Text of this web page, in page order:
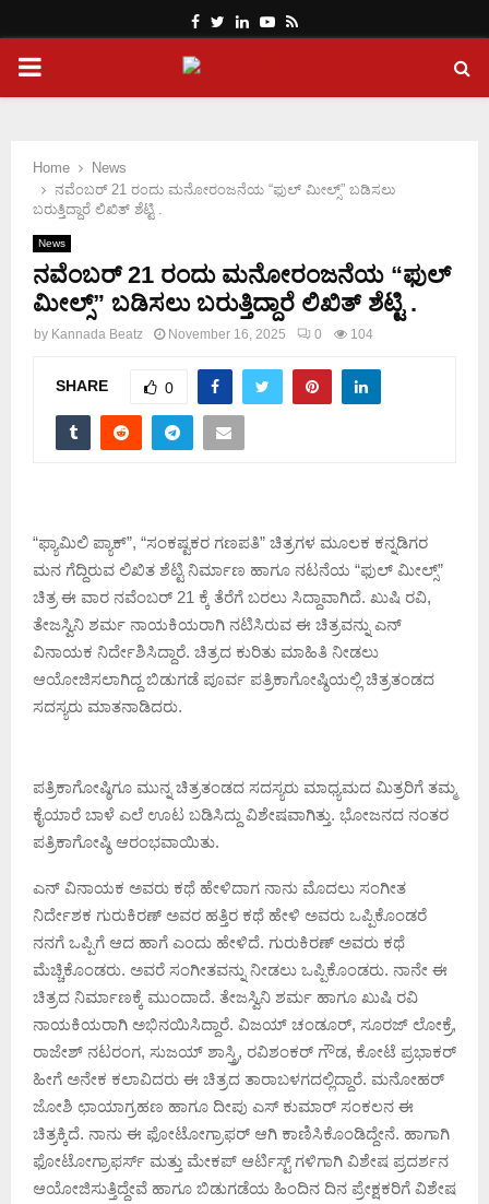
Facebook
Twitter
LinkedinYoutube
Rss
PRIMARY
Home
News
ನವೆಂಬರ್‌ 21 ರಂದು ಮನೋರಂಜನೆಯ “ಫುಲ್ ಮೀಲ್ಸ್” ಬಡಿಸಲು
ಬರುತ್ತಿದ್ದಾರೆ ಲಿಖಿತ್ ಶೆಟ್ಟಿ .
News
ನವೆಂಬರ್‌ 21 ರಂದು ಮನೋರಂಜನೆಯ “ಫುಲ್
ಮೀಲ್ಸ್” ಬಡಿಸಲು ಬರುತ್ತಿದ್ದಾರೆ ಲಿಖಿತ್ ಶೆಟ್ಟಿ .
by Kannada Beatz November 16, 2025 0 104
SHARE 0
“ಫ್ಯಾಮಿಲಿ ಪ್ಯಾಕ್”, “ಸಂಕಷ್ಟಕರ ಗಣಪತಿ” ಚಿತ್ರಗಳ ಮೂಲಕ ಕನ್ನಡಿಗರ
ಮನ ಗೆದ್ದಿರುವ ಲಿಖಿತ ಶೆಟ್ಟಿ ನಿರ್ಮಾಣ ಹಾಗೂ ನಟನೆಯ “ಫುಲ್ ಮೀಲ್ಸ್”
ಚಿತ್ರ ಈ ವಾರ ನವೆಂಬರ್ 21 ಕ್ಕೆ ತೆರೆಗೆ ಬರಲು ಸಿದ್ದಾವಾಗಿದೆ. ಖುಷಿ ರವಿ,
ತೇಜಸ್ವಿನಿ ಶರ್ಮ ನಾಯಕಿಯರಾಗಿ ನಟಿಸಿರುವ ಈ ಚಿತ್ರವನ್ನು ಎನ್
ವಿನಾಯಕ ನಿರ್ದೇಶಿಸಿದ್ದಾರೆ. ಚಿತ್ರದ ಕುರಿತು ಮಾಹಿತಿ ನೀಡಲು
ಆಯೋಜಿಸಲಾಗಿದ್ದ ಬಿಡುಗಡೆ ಪೂರ್ವ ಪತ್ರಿಕಾಗೋಷ್ಠಿಯಲ್ಲಿ ಚಿತ್ರತಂಡದ
ಸದಸ್ಯರು ಮಾತನಾಡಿದರು.
ಪತ್ರಿಕಾಗೋಷ್ಠಿಗೂ ಮುನ್ನ ಚಿತ್ರತಂಡದ ಸದಸ್ಯರು ಮಾಧ್ಯಮದ ಮಿತ್ರರಿಗೆ ತಮ್ಮ
ಕೈಯಾರೆ ಬಾಳೆ ಎಲೆ ಊಟ ಬಡಿಸಿದ್ದು ವಿಶೇಷವಾಗಿತ್ತು. ಭೋಜನದ ನಂತರ
ಪತ್ರಿಕಾಗೋಷ್ಠಿ ಆರಂಭವಾಯಿತು.
ಎನ್ ವಿನಾಯಕ ಅವರು ಕಥೆ ಹೇಳಿದಾಗ ನಾನು ಮೊದಲು ಸಂಗೀತ
ನಿರ್ದೇಶಕ ಗುರುಕಿರಣ್ ಅವರ ಹತ್ತಿರ ಕಥೆ ಹೇಳಿ ಅವರು ಒಪ್ಪಿಕೊಂಡರೆ
ನನಗೆ ಒಪ್ಪಿಗೆ ಆದ ಹಾಗೆ ಎಂದು ಹೇಳಿದೆ. ಗುರುಕಿರಣ್ ಅವರು ಕಥೆ
ಮೆಚ್ಚಿಕೊಂಡರು. ಅವರೆ ಸಂಗೀತವನ್ನು ನೀಡಲು ಒಪ್ಪಿಕೊಂಡರು. ನಾನೇ ಈ
ಚಿತ್ರದ ನಿರ್ಮಾಣಕ್ಕೆ ಮುಂದಾದೆ. ತೇಜಸ್ವಿನಿ ಶರ್ಮ ಹಾಗೂ ಖುಷಿ ರವಿ
ನಾಯಕಿಯರಾಗಿ ಅಭಿನಯಿಸಿದ್ದಾರೆ‌. ವಿಜಯ್ ಚಂಡೂರ್, ಸೂರಜ್ ಲೋಕ್ರೆ,
ರಾಜೇಶ್ ನಟರಂಗ, ಸುಜಯ್ ಶಾಸ್ತ್ರಿ, ರವಿಶಂಕರ್ ಗೌಡ, ಕೋಟೆ ಪ್ರಭಾಕರ್
ಹೀಗೆ ಅನೇಕ ಕಲಾವಿದರು ಈ ಚಿತ್ರದ ತಾರಾಬಳಗದಲ್ಲಿದ್ದಾರೆ. ಮನೋಹರ್
ಜೋಶಿ ಛಾಯಾಗ್ರಹಣ ಹಾಗೂ ದೀಪು ಎಸ್ ಕುಮಾರ್ ಸಂಕಲನ ಈ
ಚಿತ್ರಕ್ಕಿದೆ. ನಾನು ಈ ಫೋಟೋಗ್ರಾಫರ್ ಆಗಿ ಕಾಣಿಸಿಕೊಂಡಿದ್ದೇನೆ. ಹಾಗಾಗಿ
ಫೋಟೋಗ್ರಾಫರ್ಸ್ ಮತ್ತು ಮೇಕಪ್ ಆರ್ಟಿಸ್ಟ್ ಗಳಿಗಾಗಿ ವಿಶೇಷ ಪ್ರದರ್ಶನ
ಆಯೋಜಿಸುತ್ತಿದ್ದೇವೆ ಹಾಗೂ ಬಿಡುಗಡೆಯ ಹಿಂದಿನ ದಿನ ಪ್ರೇಕ್ಷಕರಿಗೆ ವಿಶೇಷ